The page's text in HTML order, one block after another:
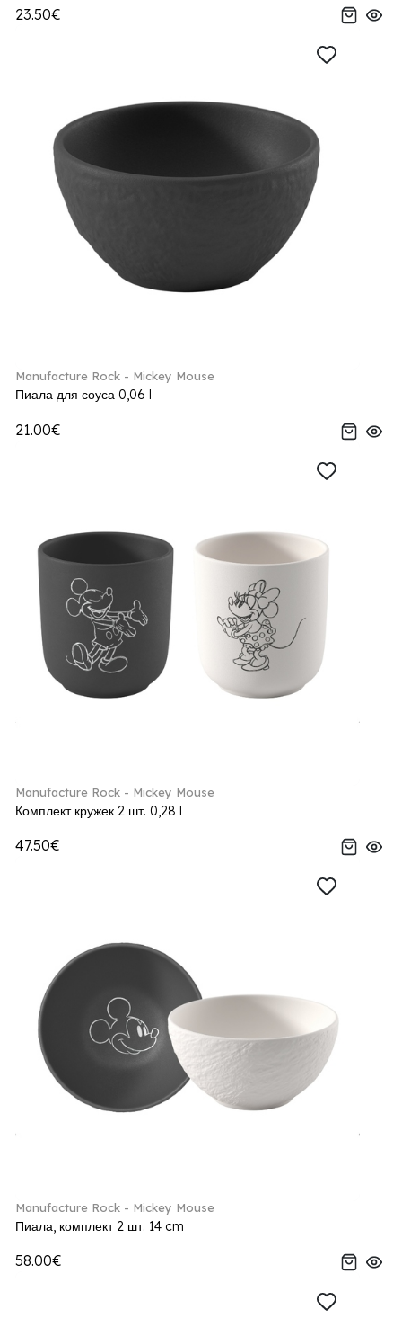
23.50€
Manufacture Rock - Mickey Mouse
Пиала для соуса 0,06 l
21.00€
Manufacture Rock - Mickey Mouse
Комплект кружек 2 шт. 0,28 l
47.50€
Manufacture Rock - Mickey Mouse
Пиала, комплект 2 шт. 14 cm
58.00€